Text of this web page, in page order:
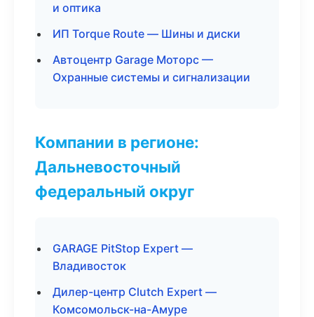
и оптика
ИП Torque Route — Шины и диски
Автоцентр Garage Моторс —
Охранные системы и сигнализации
Компании в регионе:
Дальневосточный
федеральный округ
GARAGE PitStop Expert —
Владивосток
Дилер-центр Clutch Expert —
Комсомольск-на-Амуре